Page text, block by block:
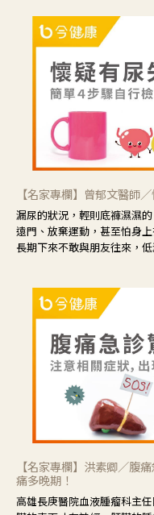
【名家專欄】曾郁文醫師
漏尿的狀況，輕則底褲濕濕
遠門、放棄運動，甚至怕身
長期下來不敢與朋友往來，
【名家專欄】洪素卿／腹
痛多晚期！
高雄長庚醫院血液腫瘤科主